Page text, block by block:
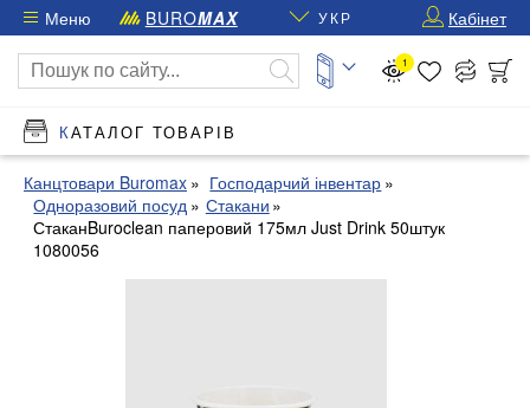
Меню BUROMAX УКР Кабінет
1
КАТАЛОГ ТОВАРІВ
Канцтовари Buromax
Господарчий інвентар
Одноразовий посуд
Стакани
СтаканBuroclean паперовий 175мл Just Drink 50штук
1080056